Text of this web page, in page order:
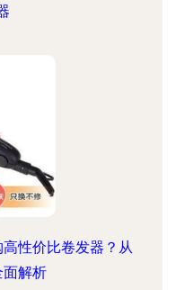
性价比卷发器？从
面解析